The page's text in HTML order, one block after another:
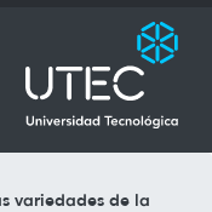
variedades de la